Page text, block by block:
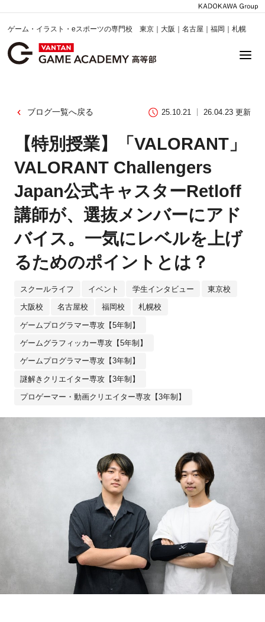
ゲーム・イラスト・eスポーツの専門校 東京｜大阪｜名古屋｜福岡｜札幌
ブログ一覧へ戻る 25.10.21 26.04.23 更新
【特別授業】「VALORANT」
VALORANT Challengers
Japan公式キャスターRetloff
講師が、選抜メンバーにアド
バイス。一気にレベルを上げ
るためのポイントとは？
スクールライフ イベント 学生インタビュー 東京校
大阪校 名古屋校 福岡校 札幌校
ゲームプログラマー専攻【5年制】
ゲームグラフィッカー専攻【5年制】
ゲームプログラマー専攻【3年制】
謎解きクリエイター専攻【3年制】
プロゲーマー・動画クリエイター専攻【3年制】